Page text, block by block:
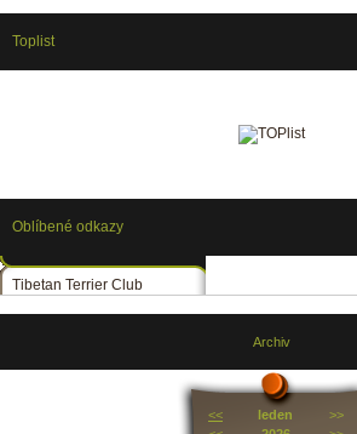
Toplist
Oblíbené odkazy
Tibetan Terrier Club
Archiv
<< leden
>>